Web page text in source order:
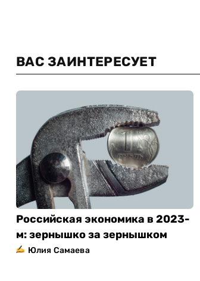
ВАС ЗАИНТЕРЕСУЕТ
Российская экономика в 2023-
м: зернышко за зернышком
Юлия Самаева